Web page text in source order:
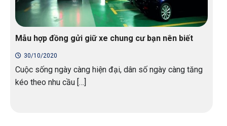
Mẫu hợp đồng gửi giữ xe chung cư bạn nên biết
30/10/2020
Cuộc sống ngày càng hiện đại, dân số ngày càng tăng
kéo theo nhu cầu […]